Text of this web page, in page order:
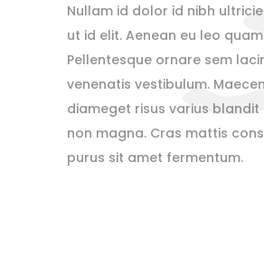
Nullam id dolor id nibh
ut id elit. Aenean eu leo
Pellentesque ornare sem
venenatis vestibulum.
diameget risus varius blandit
non magna. Cras mattis
purus sit amet fermentum.